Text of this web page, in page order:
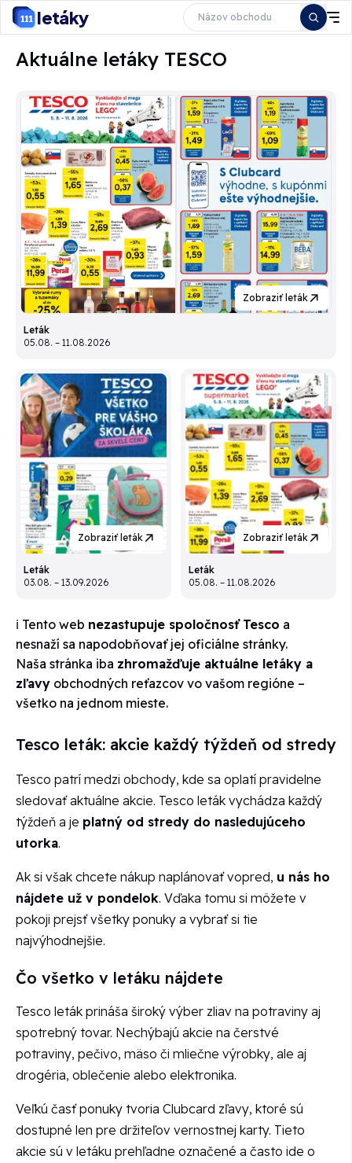
letáky
Aktuálne letáky TESCO
Zobraziť leták
Leták
05.08. – 11.08.2026
Zobraziť leták
Leták
03.08. – 13.09.2026
Zobraziť leták
Leták
05.08. – 11.08.2026
ℹ️ Tento web nezastupuje spoločnosť Tesco a
nesnaží sa napodobňovať jej oficiálne stránky.
Naša stránka iba zhromažďuje aktuálne letáky a
zľavy obchodných reťazcov vo vašom regióne –
všetko na jednom mieste.
Tesco leták: akcie každý týždeň od stredy
Tesco patrí medzi obchody, kde sa oplatí pravidelne
sledovať aktuálne akcie. Tesco leták vychádza každý
týždeň a je platný od stredy do nasledujúceho
utorka.
Ak si však chcete nákup naplánovať vopred, u nás ho
nájdete už v pondelok. Vďaka tomu si môžete v
pokoji prejsť všetky ponuky a vybrať si tie
najvýhodnejšie.
Čo všetko v letáku nájdete
Tesco leták prináša široký výber zliav na potraviny aj
spotrebný tovar. Nechýbajú akcie na čerstvé
potraviny, pečivo, mäso či mliečne výrobky, ale aj
drogéria, oblečenie alebo elektronika.
Veľkú časť ponuky tvoria Clubcard zľavy, ktoré sú
dostupné len pre držiteľov vernostnej karty. Tieto
akcie sú v letáku prehľadne označené a často ide o